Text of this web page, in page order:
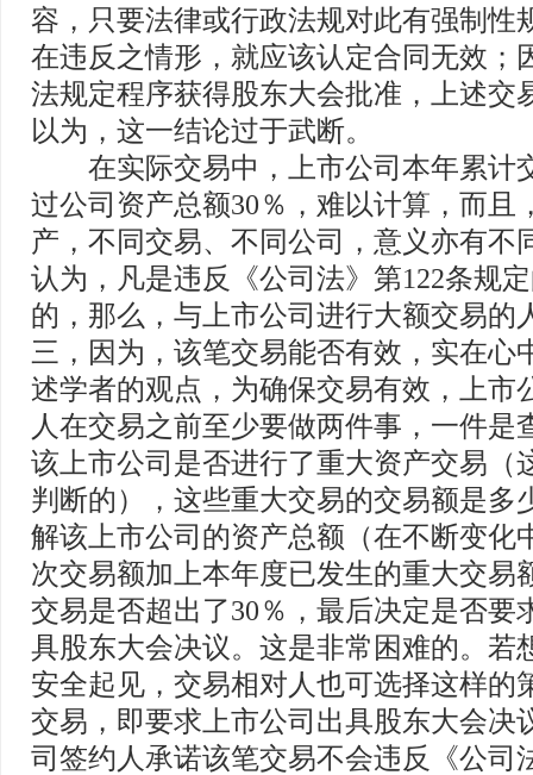
容，只要法律或行政法规对此有强制性
在违反之情形，就应该认定合同无效；
法规定程序获得股东大会批准，上述交
以为，这一结论过于武断。
在实际交易中，上市公司本年累计
过公司资产总额30％，难以计算，而且
产，不同交易、不同公司，意义亦有不
认为，凡是违反《公司法》第122条规
的，那么，与上市公司进行大额交易的
三，因为，该笔交易能否有效，实在心
述学者的观点，为确保交易有效，上市
人在交易之前至少要做两件事，一件是
该上市公司是否进行了重大资产交易（
判断的），这些重大交易的交易额是多
解该上市公司的资产总额（在不断变化
次交易额加上本年度已发生的重大交易
交易是否超出了30％，最后决定是否要
具股东大会决议。这是非常困难的。若
安全起见，交易相对人也可选择这样的
交易，即要求上市公司出具股东大会决
司签约人承诺该笔交易不会违反《公司